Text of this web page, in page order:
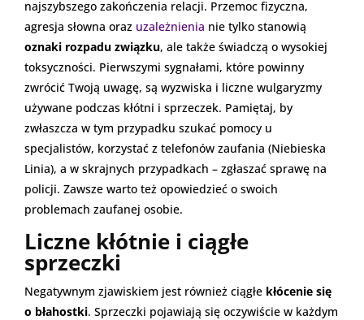
najszybszego zakończenia relacji. Przemoc fizyczna,
agresja słowna oraz uzależnienia nie tylko stanowią
oznaki rozpadu związku, ale także świadczą o wysokiej
toksyczności. Pierwszymi sygnałami, które powinny
zwrócić Twoją uwagę, są wyzwiska i liczne wulgaryzmy
używane podczas kłótni i sprzeczek. Pamiętaj, by
zwłaszcza w tym przypadku szukać pomocy u
specjalistów, korzystać z telefonów zaufania (Niebieska
Linia), a w skrajnych przypadkach – zgłaszać sprawę na
policji. Zawsze warto też opowiedzieć o swoich
problemach zaufanej osobie.
Liczne kłótnie i ciągłe
sprzeczki
Negatywnym zjawiskiem jest również ciągłe kłócenie się
o błahostki. Sprzeczki pojawiają się oczywiście w każdym